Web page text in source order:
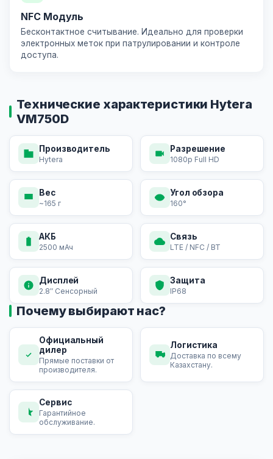
NFC Модуль
Бесконтактное считывание. Идеально для проверки
электронных меток при патрулировании и контроле
доступа.
Технические характеристики Hytera
VM750D
Производитель
Hytera
Разрешение
1080p Full HD
Вес
~165 г
Угол обзора
160°
АКБ
2500 мАч
Связь
LTE / NFC / BT
Дисплей
2.8″ Сенсорный
Защита
IP68
Почему выбирают нас?
Официальный
дилер
Прямые поставки от
производителя.
Логистика
Доставка по всему
Казахстану.
Сервис
Гарантийное
обслуживание.